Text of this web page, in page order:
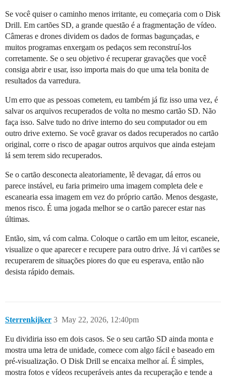
Se você quiser o caminho menos irritante, eu começaria com o Disk
Drill. Em cartões SD, a grande questão é a fragmentação de vídeo.
Câmeras e drones dividem os dados de formas bagunçadas, e
muitos programas enxergam os pedaços sem reconstruí-los
corretamente. Se o seu objetivo é recuperar gravações que você
consiga abrir e usar, isso importa mais do que uma tela bonita de
resultados da varredura.
Um erro que as pessoas cometem, eu também já fiz isso uma vez, é
salvar os arquivos recuperados de volta no mesmo cartão SD. Não
faça isso. Salve tudo no drive interno do seu computador ou em
outro drive externo. Se você gravar os dados recuperados no cartão
original, corre o risco de apagar outros arquivos que ainda estejam
lá sem terem sido recuperados.
Se o cartão desconecta aleatoriamente, lê devagar, dá erros ou
parece instável, eu faria primeiro uma imagem completa dele e
escanearia essa imagem em vez do próprio cartão. Menos desgaste,
menos risco. É uma jogada melhor se o cartão parecer estar nas
últimas.
Então, sim, vá com calma. Coloque o cartão em um leitor, escaneie,
visualize o que aparecer e recupere para outro drive. Já vi cartões se
recuperarem de situações piores do que eu esperava, então não
desista rápido demais.
Sterrenkijker May 22, 2026, 12:40pm
3
Eu dividiria isso em dois casos. Se o seu cartão SD ainda monta e
mostra uma letra de unidade, comece com algo fácil e baseado em
pré-visualização. O Disk Drill se encaixa melhor aí. É simples,
mostra fotos e vídeos recuperáveis antes da recuperação e tende a